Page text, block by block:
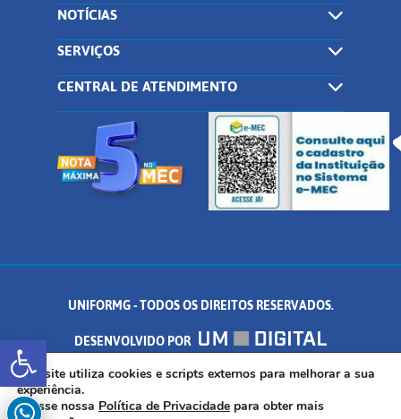
Abrir a barra de ferramentas
NOTÍCIAS
SERVIÇOS
CENTRAL DE ATENDIMENTO
UNIFORMG - TODOS OS DIREITOS RESERVADOS.
DESENVOLVIDO POR
AV. DR. ARNALDO DE SENNA, 328 - PALMEIRAS, FORMIGA/MG - CEP:
35.574.530
Este site utiliza cookies e scripts externos para melhorar a sua
experiência.
Acesse nossa Política de Privacidade para obter mais